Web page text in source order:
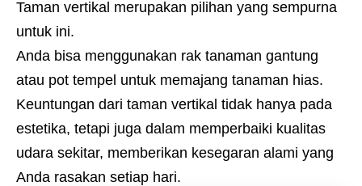
Taman vertikal merupakan pilihan yang sempurna
untuk ini.
Anda bisa menggunakan rak tanaman gantung
atau pot tempel untuk memajang tanaman hias.
Keuntungan dari taman vertikal tidak hanya pada
estetika, tetapi juga dalam memperbaiki kualitas
udara sekitar, memberikan kesegaran alami yang
Anda rasakan setiap hari.